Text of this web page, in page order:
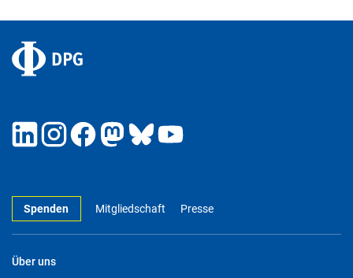
Spenden Mitgliedschaft Presse
Über uns